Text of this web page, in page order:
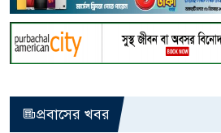
প্রবাসের খবর